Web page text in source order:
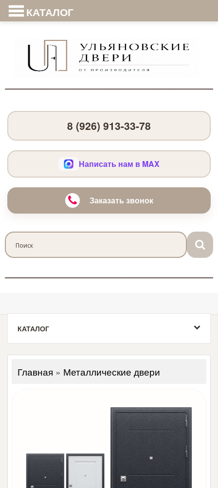
КАТАЛОГ
8 (926) 913-33-78
Написать нам в MAX
Заказать звонок
КАТАЛОГ
Главная » Металлические двери